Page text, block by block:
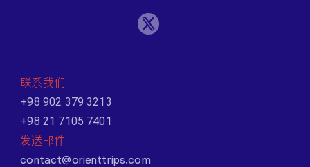
联系我们
+98 902 379 3213
+98 21 7105 7401
发送邮件
contact@orienttrips.com